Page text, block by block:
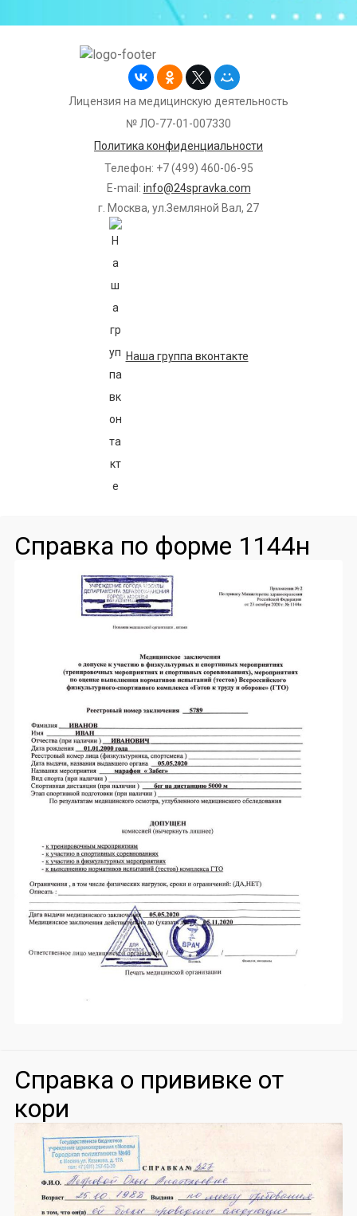
Лицензия на медицинскую деятельность
№ ЛО-77-01-007330
Политика конфиденциальности
Телефон: +7 (499) 460-06-95
E-mail: info@24spravka.com
г. Москва, ул.Земляной Вал, 27
Наша группа вконтакте
Справка по форме 1144н
Справка о прививке от
кори